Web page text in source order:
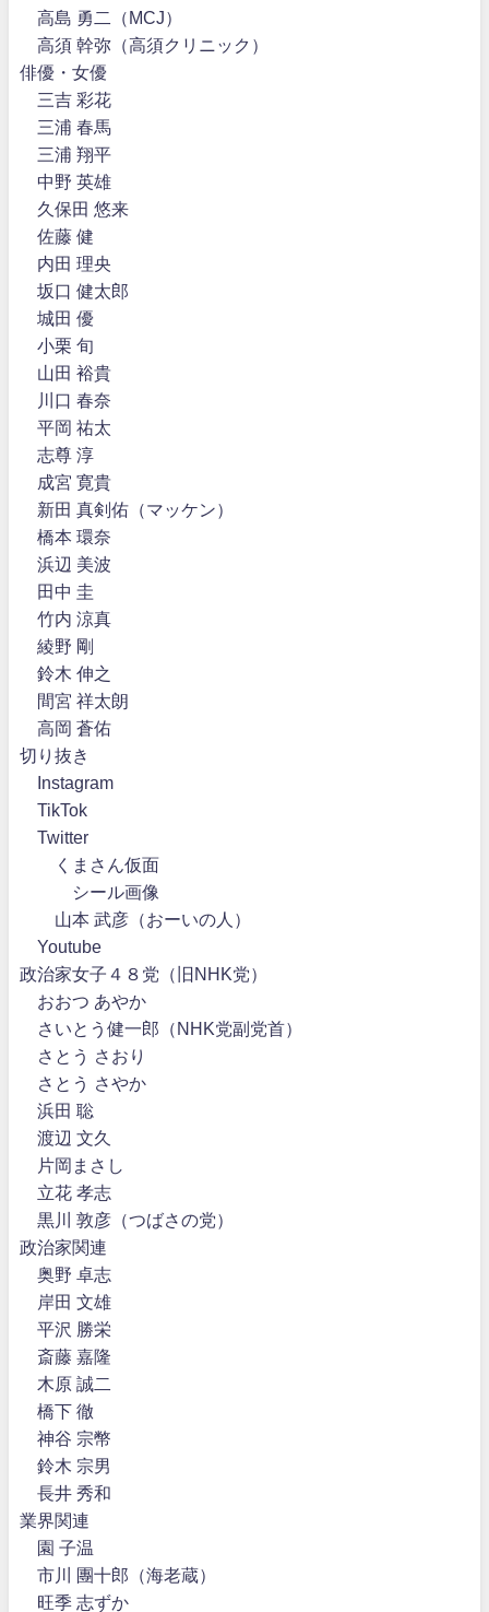
高島 勇二（MCJ）
高須 幹弥（高須クリニック）
俳優・女優
三吉 彩花
三浦 春馬
三浦 翔平
中野 英雄
久保田 悠来
佐藤 健
内田 理央
坂口 健太郎
城田 優
小栗 旬
山田 裕貴
川口 春奈
平岡 祐太
志尊 淳
成宮 寛貴
新田 真剣佑（マッケン）
橋本 環奈
浜辺 美波
田中 圭
竹内 涼真
綾野 剛
鈴木 伸之
間宮 祥太朗
高岡 蒼佑
切り抜き
Instagram
TikTok
Twitter
くまさん仮面
シール画像
山本 武彦（おーいの人）
Youtube
政治家女子４８党（旧NHK党）
おおつ あやか
さいとう健一郎（NHK党副党首）
さとう さおり
さとう さやか
浜田 聡
渡辺 文久
片岡まさし
立花 孝志
黒川 敦彦（つばさの党）
政治家関連
奥野 卓志
岸田 文雄
平沢 勝栄
斎藤 嘉隆
木原 誠二
橋下 徹
神谷 宗幣
鈴木 宗男
長井 秀和
業界関連
園 子温
市川 團十郎（海老蔵）
旺季 志ずか